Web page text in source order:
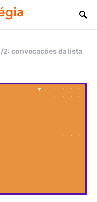
2: convocações da lista